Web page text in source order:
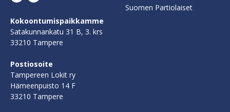
Kokoontumispaikkamme
Satakunnankatu 31 B, 3. krs
33210 Tampere
Postiosoite
Tampereen Lokit ry
Hämeenpuisto 14 F
33210 Tampere
Suomen Partiolaiset